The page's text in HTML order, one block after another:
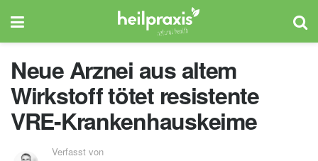
Neue Arznei aus altem
Wirkstoff tötet resistente
VRE-Krankenhauskeime
Verfasst von